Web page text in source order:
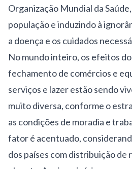
Organização Mundial da
população e induzindo à
a doença e os cuidados
No mundo inteiro, os efeitos
fechamento de comércios e
serviços e lazer estão sendo
muito diversa, conforme o
as condições de moradia e
fator é acentuado,
dos países com distribuição de